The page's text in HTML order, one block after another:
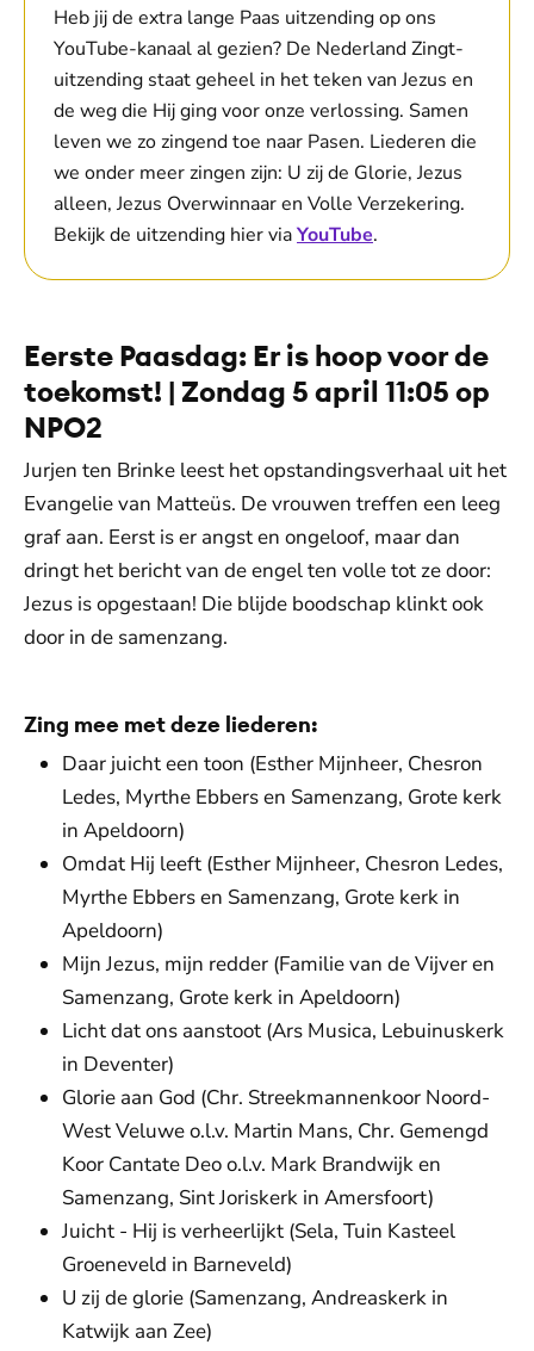
Heb jij de extra lange Paas uitzending op ons
YouTube-kanaal al gezien? De Nederland Zingt-
uitzending staat geheel in het teken van Jezus en
de weg die Hij ging voor onze verlossing. Samen
leven we zo zingend toe naar Pasen. Liederen die
we onder meer zingen zijn: U zij de Glorie, Jezus
alleen, Jezus Overwinnaar en Volle Verzekering.
Bekijk de uitzending hier viaYouTube.
Eerste Paasdag: Er is hoop voor de
toekomst! | Zondag 5 april 11:05 op
NPO2
Jurjen ten Brinke leest het opstandingsverhaal uit het
Evangelie van Matteüs. De vrouwen treffen een leeg
graf aan. Eerst is er angst en ongeloof, maar dan
dringt het bericht van de engel ten volle tot ze door:
Jezus is opgestaan! Die blijde boodschap klinkt ook
door in de samenzang.
Zing mee met deze liederen:
Daar juicht een toon (Esther Mijnheer, Chesron
Ledes, Myrthe Ebbers en Samenzang, Grote kerk
in Apeldoorn)
Omdat Hij leeft (Esther Mijnheer, Chesron Ledes,
Myrthe Ebbers en Samenzang, Grote kerk in
Apeldoorn)
Mijn Jezus, mijn redder (Familie van de Vijver en
Samenzang, Grote kerk in Apeldoorn)
Licht dat ons aanstoot (Ars Musica, Lebuinuskerk
in Deventer)
Glorie aan God (Chr. Streekmannenkoor Noord-
West Veluwe o.l.v. Martin Mans, Chr. Gemengd
Koor Cantate Deo o.l.v. Mark Brandwijk en
Samenzang, Sint Joriskerk in Amersfoort)
Juicht - Hij is verheerlijkt (Sela, Tuin Kasteel
Groeneveld in Barneveld)
U zij de glorie (Samenzang, Andreaskerk in
Katwijk aan Zee)